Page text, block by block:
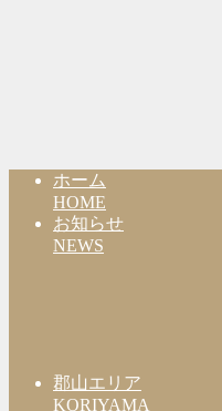
ホーム
HOME
お知らせ
NEWS
郡山エリア
KORIYAMA